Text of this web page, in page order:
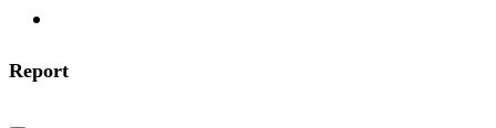
Report